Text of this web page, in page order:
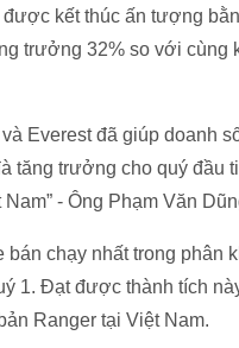
kết thúc ấn tượng
trưởng 32% so với
Everest đã giúp doanh
tăng trưởng cho quý đầu
- Ông Phạm Văn
bán chạy nhất trong
1. Đạt được thành tích
Ranger tại Việt Nam.